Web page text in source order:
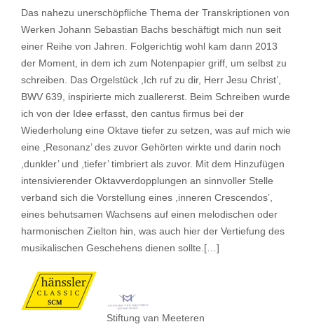
Das nahezu unerschöpfliche Thema der Transkriptionen von
Werken Johann Sebastian Bachs beschäftigt mich nun seit
einer Reihe von Jahren. Folgerichtig wohl kam dann 2013
der Moment, in dem ich zum Notenpapier griff, um selbst zu
schreiben. Das Orgelstück ,Ich ruf zu dir, Herr Jesu Christ’,
BWV 639, inspirierte mich zuallererst. Beim Schreiben wurde
ich von der Idee erfasst, den cantus firmus bei der
Wiederholung eine Oktave tiefer zu setzen, was auf mich wie
eine ,Resonanz’ des zuvor Gehörten wirkte und darin noch
,dunkler’ und ,tiefer’ timbriert als zuvor. Mit dem Hinzufügen
intensivierender Oktavverdopplungen an sinnvoller Stelle
verband sich die Vorstellung eines ,inneren Crescendos’,
eines behutsamen Wachsens auf einen melodischen oder
harmonischen Zielton hin, was auch hier der Vertiefung des
musikalischen Geschehens dienen sollte.[…]
Stiftung van Meeteren